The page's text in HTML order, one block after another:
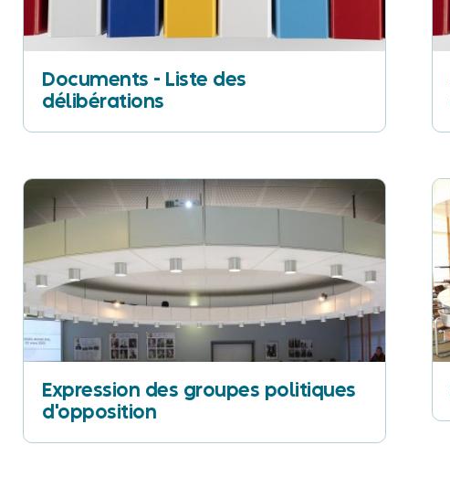
Documents - Liste des
délibérations
Expression des groupes politiques
d'opposition